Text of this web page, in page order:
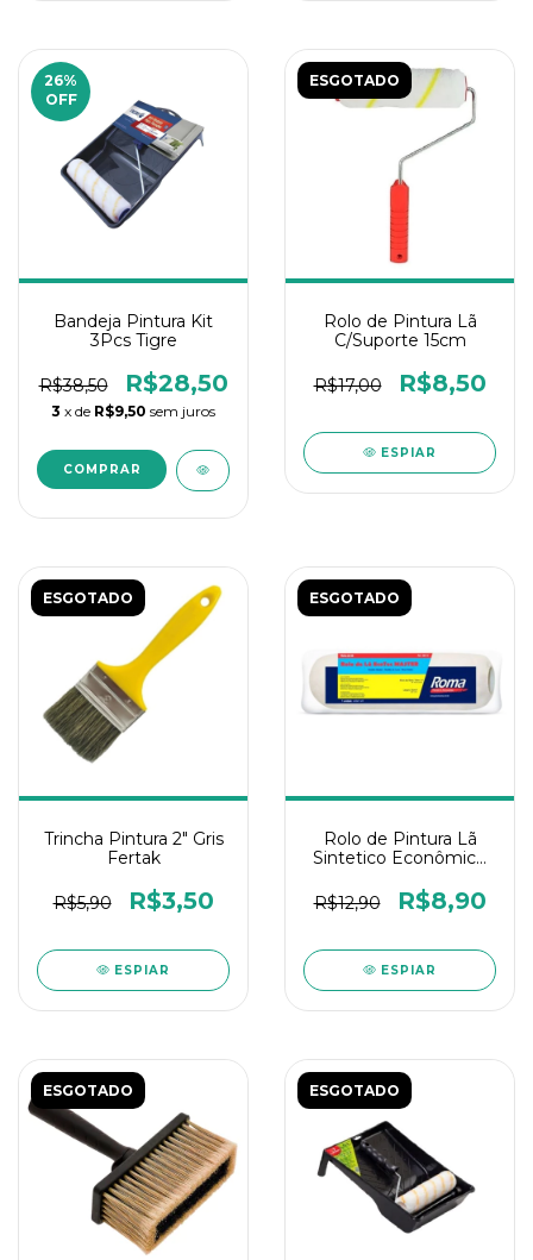
26%
OFF
Bandeja Pintura Kit
3Pcs Tigre
R$38,50 R$28,50
3 x de R$9,50 sem juros
ESGOTADO
Rolo de Pintura Lã
C/Suporte 15cm
R$17,00 R$8,50
ESPIAR
ESGOTADO
Trincha Pintura 2" Gris
Fertak
R$5,90 R$3,50
ESPIAR
ESGOTADO
Rolo de Pintura Lã
Sintetico Econômico
R$12,90
R$8,90
ESPIAR
ESGOTADO ESGOTADO